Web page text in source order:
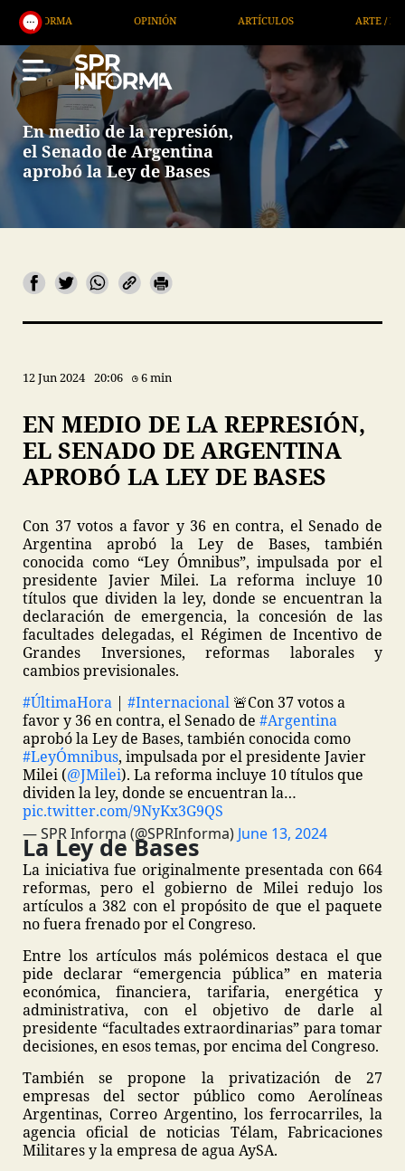
OPINIÓN ARTÍCULOS ARTE /
En medio de la represión,
el Senado de Argentina
aprobó la Ley de Bases
12 Jun 2024 20:06 6 min
EN MEDIO DE LA REPRESIÓN,
EL SENADO DE ARGENTINA
APROBÓ LA LEY DE BASES
Con 37 votos a favor y 36 en contra, el Senado de
Argentina aprobó la Ley de Bases, también
conocida como “Ley Ómnibus”, impulsada por el
presidente Javier Milei. La reforma incluye 10
títulos que dividen la ley, donde se encuentran la
declaración de emergencia, la concesión de las
facultades delegadas, el Régimen de Incentivo de
Grandes Inversiones, reformas laborales y
cambios previsionales.
#ÚltimaHora | #Internacional 🚨Con 37 votos a
favor y 36 en contra, el Senado de #Argentina
aprobó la Ley de Bases, también conocida como
#LeyÓmnibus, impulsada por el presidente Javier
Milei (@JMilei). La reforma incluye 10 títulos que
dividen la ley, donde se encuentran la…
pic.twitter.com/9NyKx3G9QS
— SPR Informa (@SPRInforma) June 13, 2024
La Ley de Bases
La iniciativa fue originalmente presentada con 664
reformas, pero el gobierno de Milei redujo los
artículos a 382 con el propósito de que el paquete
no fuera frenado por el Congreso.
Entre los artículos más polémicos destaca el que
pide declarar “emergencia pública” en materia
económica, financiera, tarifaria, energética y
administrativa, con el objetivo de darle al
presidente “facultades extraordinarias” para tomar
decisiones, en esos temas, por encima del Congreso.
También se propone la privatización de 27
empresas del sector público como Aerolíneas
Argentinas, Correo Argentino, los ferrocarriles, la
agencia oficial de noticias Télam, Fabricaciones
Militares y la empresa de agua AySA.